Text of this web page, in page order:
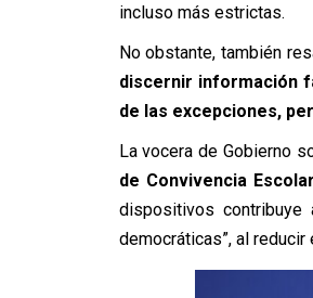
incluso más estrictas.
No obstante, también
discernir información
de las excepciones,
La vocera de Gobierno
de Convivencia
dispositivos contribuye
democráticas”, al